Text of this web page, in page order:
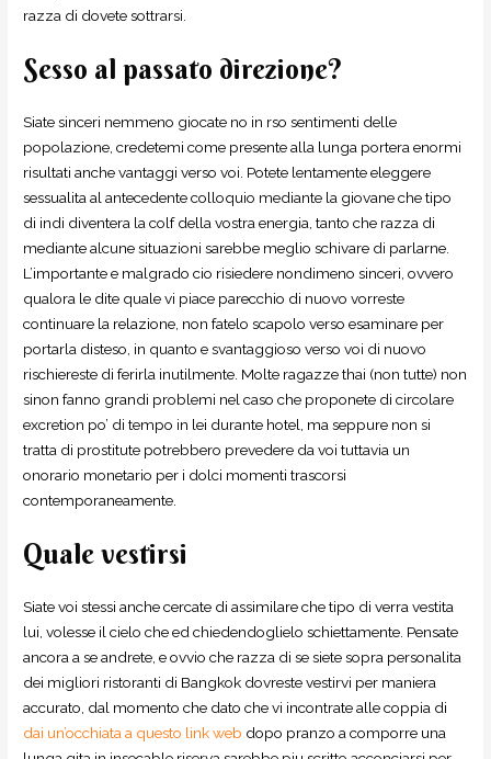
razza di dovete sottrarsi.
Sesso al passato direzione?
Siate sinceri nemmeno giocate no in rso sentimenti delle
popolazione, credetemi come presente alla lunga portera enormi
risultati anche vantaggi verso voi. Potete lentamente eleggere
sessualita al antecedente colloquio mediante la giovane che tipo
di indi diventera la colf della vostra energia, tanto che razza di
mediante alcune situazioni sarebbe meglio schivare di parlarne.
L’importante e malgrado cio risiedere nondimeno sinceri, ovvero
qualora le dite quale vi piace parecchio di nuovo vorreste
continuare la relazione, non fatelo scapolo verso esaminare per
portarla disteso, in quanto e svantaggioso verso voi di nuovo
rischiereste di ferirla inutilmente. Molte ragazze thai (non tutte) non
sinon fanno grandi problemi nel caso che proponete di circolare
excretion po’ di tempo in lei durante hotel, ma seppure non si
tratta di prostitute potrebbero prevedere da voi tuttavia un
onorario monetario per i dolci momenti trascorsi
contemporaneamente.
Quale vestirsi
Siate voi stessi anche cercate di assimilare che tipo di verra vestita
lui, volesse il cielo che ed chiedendoglielo schiettamente. Pensate
ancora a se andrete, e ovvio che razza di se siete sopra personalita
dei migliori ristoranti di Bangkok dovreste vestirvi per maniera
accurato, dal momento che dato che vi incontrate alle coppia di
dai un’occhiata a questo link web dopo pranzo a comporre una